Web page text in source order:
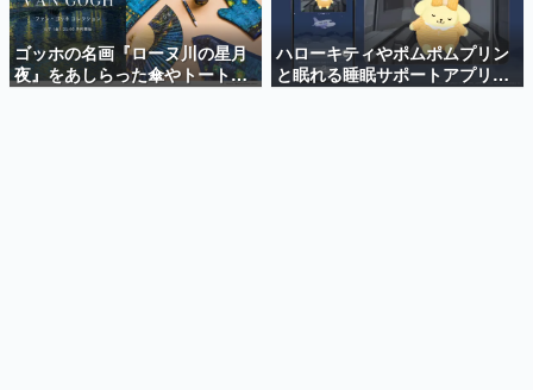
新世代に訊く
これからのデジタルゲーム市場を担う若きクリエイター達
の姿を追い、彼らのルーツと情熱を探っていきます。
ゴッホの名画『ローヌ川の星月
夜』をあしらった傘やトートバ
ッグなどが登場。8月7日21時よ
ハローキティやポムポムプリン
と眠れる睡眠サポートアプリ
『ゆめたび』が配信中。キャラ